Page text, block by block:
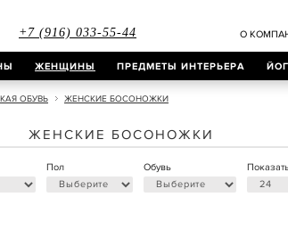
+7 (916) 033-55-44 О
ЖЕНЩИНЫ ПРЕДМЕТЫ ИНТЕРЬЕРА
ОБУВЬ ЖЕНСКИЕ БОСОНОЖКИ
ЖЕНСКИЕ БОСОНОЖКИ
Пол Обувь